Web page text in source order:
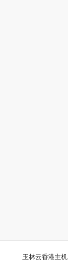
玉林云香港主机